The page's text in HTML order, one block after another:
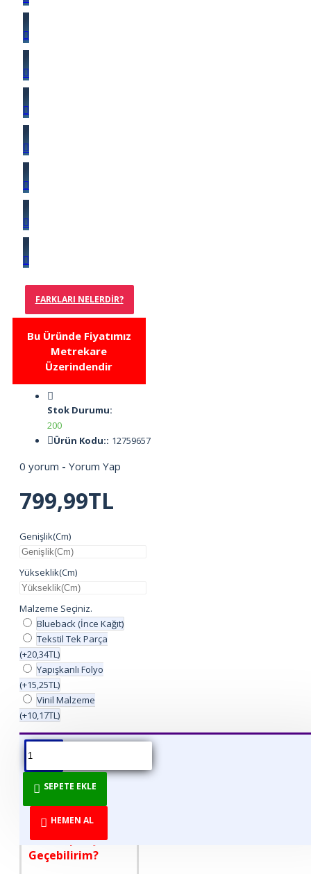
FARKLARI NELERDIR?
Bu Üründe Fiyatımız
Metrekare
Üzerindendir
Stok Durumu:
200
Ürün Kodu:: 12759657
0 yorum - Yorum Yap
799,99TL
Genişlik(Cm)
Yükseklik(Cm)
Malzeme Seçiniz.
Blueback (İnce Kağıt)
Tekstil Tek Parça
(+20,34TL)
Yapışkanlı Folyo
(+15,25TL)
Vinil Malzeme
(+10,17TL)
SEPETE EKLE
HEMEN AL
ÜRÜN BILGISI ÜRÜN YORUMLARI
DİREKT ÜRETİCİDEN
TÜKETİCİYE!
Nasıl Sipariş
Geçebilirim?